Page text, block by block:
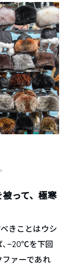
って、極寒
きことはウシ
、−20℃を下回
ァーであれ